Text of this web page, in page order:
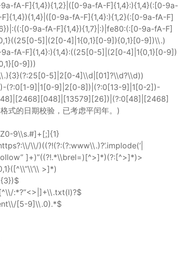
fA-F]{1,4}){1,2}|([0-9a-fA-F]{1,4}:){1,4}(:[0-9a-
9a-fA-F]{1,4}:){1,2}(:[0-9a-fA-F]
9a-fA-F]{1,4}){1,7}|:)|fe80:(:[0-9a-fA-F]
5]|(2[0-4]|1{0,1}[0-9]){0,1}[0-9])\\.)
fA-F]{1,4}:){1,4}:((25[0-5]|(2[0-4]|1{0,1}[0-9])
9]))
5]|2[0-4]\\d|[01]?\\d?\\d))
(?:0[1-9]|1[0-9]|2[0-8])|(?:0[13-9]|1[0-2])-
的日期校验，已考虑平闰年。)
9\\s.#]+[;]{1}
\\/)((?!(?:(?:www\\.)?’.implode(‘|
]+)”((?!.*\\brel=)[^>]*)(?:[^>]*)>
>]*)
:*?”<>|]+\\.txt(l)?$
[5-9]\\.0).*$